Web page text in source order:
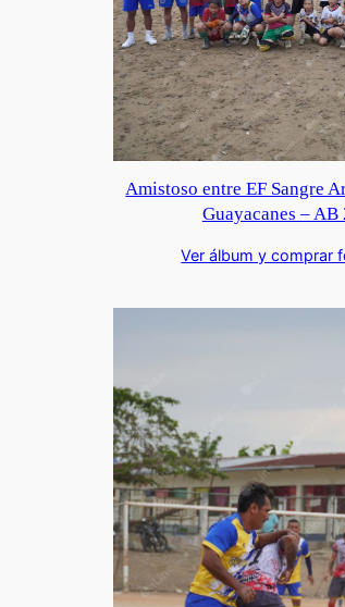
Amistoso entre EF Sangre
Guayacanes –
Ver álbum y comprar